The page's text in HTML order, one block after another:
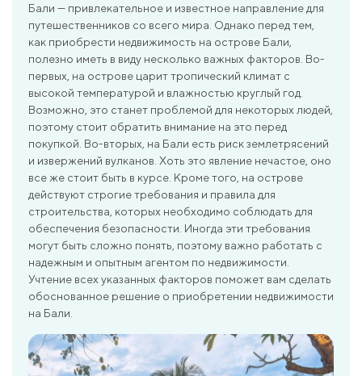
Бали — привлекательное и известное направление для
путешественников со всего мира. Однако перед тем,
как приобрести недвижимость на острове Бали,
полезно иметь в виду несколько важных факторов. Во-
первых, на острове царит тропический климат с
высокой температурой и влажностью круглый год.
Возможно, это станет проблемой для некоторых людей,
поэтому стоит обратить внимание на это перед
покупкой. Во-вторых, на Бали есть риск землетрясений
и извержений вулканов. Хоть это явление нечастое, оно
все же стоит быть в курсе. Кроме того, на острове
действуют строгие требования и правила для
строительства, которых необходимо соблюдать для
обеспечения безопасности. Иногда эти требования
могут быть сложно понять, поэтому важно работать с
надежным и опытным агентом по недвижимости.
Учтение всех указанных факторов поможет вам сделать
обоснованное решение о приобретении недвижимости
на Бали.